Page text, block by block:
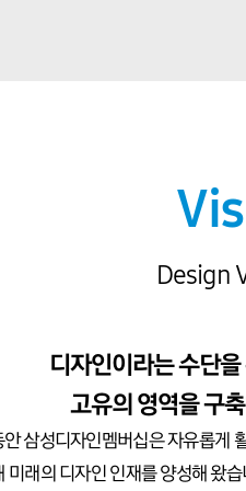
Design
디자인이라는 수단
고유의 영역을 구
삼성디자인멤버십은 자유롭게
미래의 디자인 인재를 양성해 왔